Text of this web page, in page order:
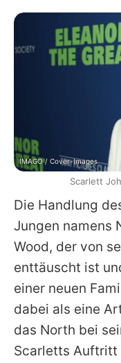
Die Handlung
Jungen namens
Wood, der von
enttäuscht ist
einer neuen
dabei als eine
das North bei
Scarletts Auftritt
IMAGO / Cover-Images
Scarlett